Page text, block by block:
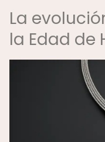
La
la Edad de